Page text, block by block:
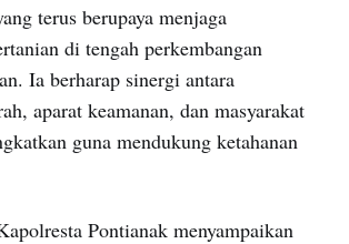
terus berupaya menjaga
di tengah perkembangan
Ia berharap sinergi antara
aparat keamanan, dan masyarakat
guna mendukung ketahanan
Pontianak menyampaikan